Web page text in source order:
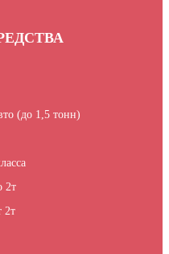
(до 1,5 тонн)
2т
2т